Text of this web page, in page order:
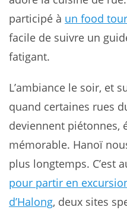
participé à un food tour
facile de suivre un
fatigant.
L’ambiance le soir, et
quand certaines rues
deviennent piétonnes,
mémorable. Hanoï
plus longtemps. C’est
pour partir en
d’Halong, deux sites